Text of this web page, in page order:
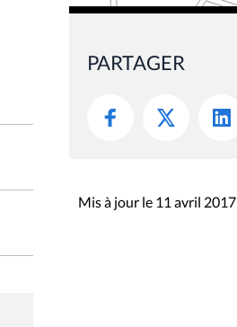
PARTAGER
Mis à jour le 11 avril 2017